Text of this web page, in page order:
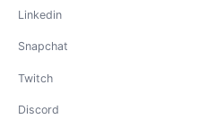
Linkedin
Snapchat
Twitch
Discord